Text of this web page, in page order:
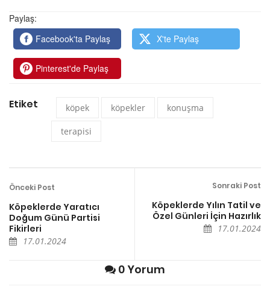
Paylaş:
Facebook'ta Paylaş
X'te Paylaş
Pinterest'de Paylaş
Etiket köpek köpekler konuşma
terapisi
Önceki Post
Köpeklerde Yaratıcı
Doğum Günü Partisi
Fikirleri
17.01.2024
Sonraki Post
Köpeklerde Yılın Tatil ve
Özel Günleri İçin Hazırlık
17.01.2024
0 Yorum